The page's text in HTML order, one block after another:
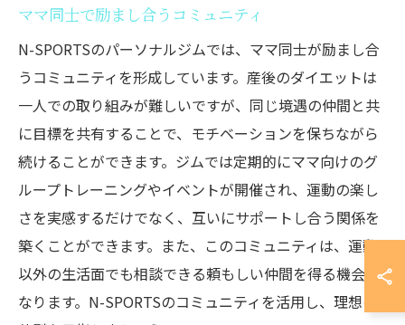
ママ同士で励まし合うコミュニティ
N-SPORTSのパーソナルジムでは、ママ同士が励まし合
うコミュニティを形成しています。産後のダイエットは
一人での取り組みが難しいですが、同じ境遇の仲間と共
に目標を共有することで、モチベーションを保ちながら
続けることができます。ジムでは定期的にママ向けのグ
ループトレーニングやイベントが開催され、運動の楽し
さを実感するだけでなく、互いにサポートし合う関係を
築くことができます。また、このコミュニティは、運動
以外の生活面でも相談できる頼もしい仲間を得る機会と
なります。N-SPORTSのコミュニティを活用し、理想の